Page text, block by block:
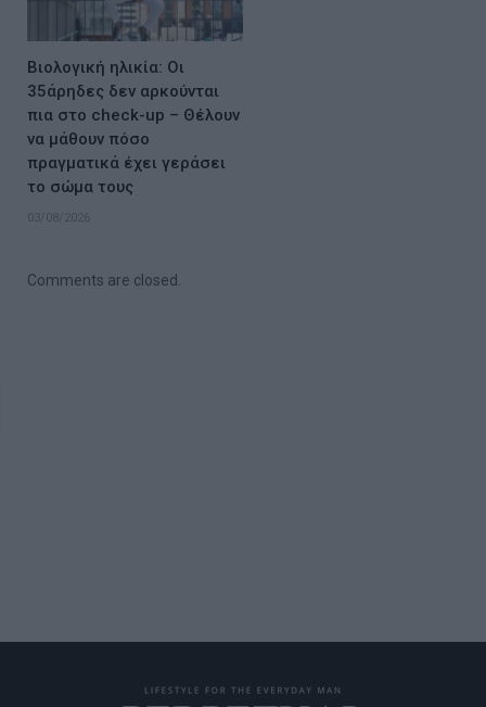
Βιολογική ηλικία: Οι
35άρηδες δεν αρκούνται
πια στο check-up – Θέλουν
να μάθουν πόσο
πραγματικά έχει γεράσει
το σώμα τους
03/08/2026
Comments are closed.